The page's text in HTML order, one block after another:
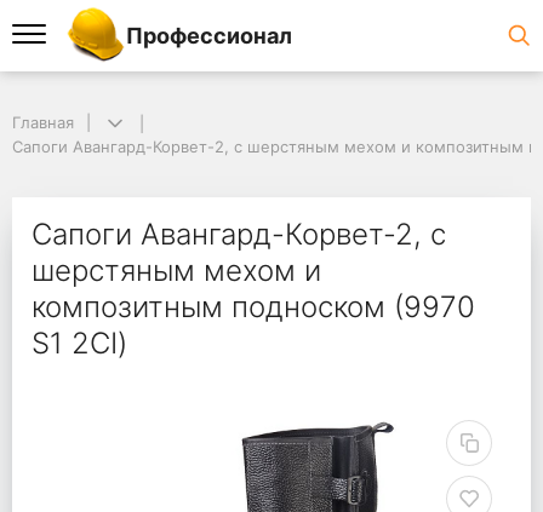
Профессионал
Главная
Сапоги Авангард-Корвет-2, с шерстяным мехом и композитным
Сапоги Авангард-Корвет-2, с
шерстяным мехом и
композитным подноском (9970
S1 2CI)